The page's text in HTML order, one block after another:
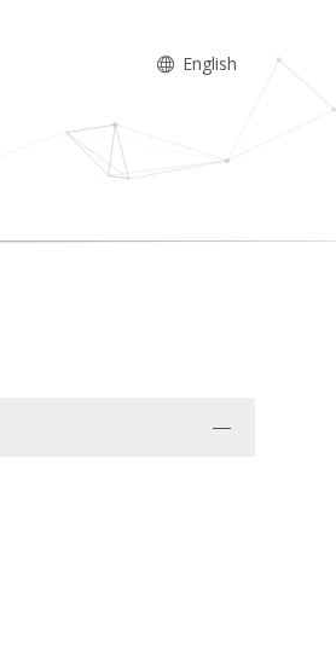
English